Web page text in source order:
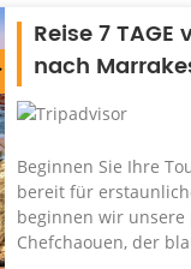
Reise 7
nach
Beginnen Sie Ihre
bereit für
beginnen wir
Chefchaouen, der